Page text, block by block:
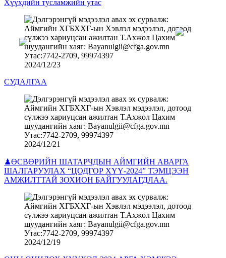
Хүүхдийн тусламжийн утас
2024/12/23
СУДАЛГАА
2024/12/21
♟ӨСВӨРИЙН ШАТАРЧДЫН АЙМГИЙН АВАРГА
ШАЛГАРУУЛАХ “ЦОДГОР ХҮҮ-2024” ТЭМЦЭЭН
АМЖИЛТТАЙ ЗОХИОН БАЙГУУЛАГДЛАА.
2024/12/19